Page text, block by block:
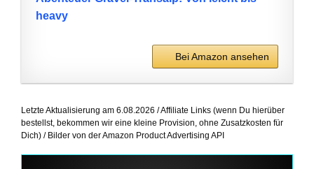
heavy
Bei Amazon ansehen
Letzte Aktualisierung am 6.08.2026 / Affiliate Links (wenn Du hierüber
bestellst, bekommen wir eine kleine Provision, ohne Zusatzkosten für
Dich) / Bilder von der Amazon Product Advertising API